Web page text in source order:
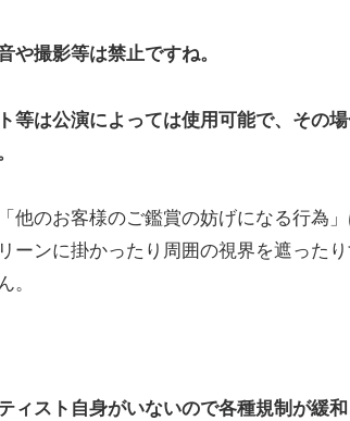
や撮影等は禁止ですね。
等は公演によっては使用可能で、その
他のお客様のご鑑賞の妨げになる行為
ーンに掛かったり周囲の視界を遮った
。
ィスト自身がいないので各種規制が緩